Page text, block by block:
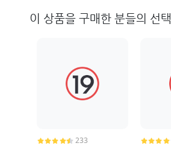
이 상품을 구매한 분들의 선택
233